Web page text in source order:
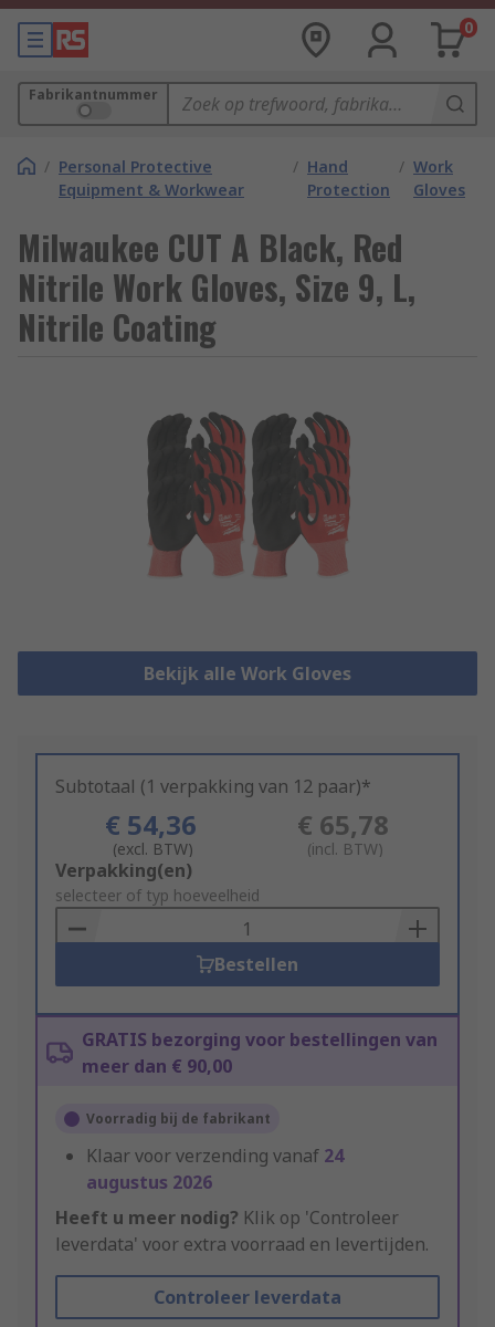
0
Fabrikantnummer
/ Personal Protective
Equipment & Workwear
/ Hand
Protection
/ Work
Gloves
Milwaukee CUT A Black, Red
Nitrile Work Gloves, Size 9, L,
Nitrile Coating
Bekijk alle Work Gloves
Subtotaal (1 verpakking van 12 paar)*
€ 54,36
(excl. BTW)
€ 65,78
(incl. BTW)
Add
to
Basket
Verpakking(en)
selecteer of typ hoeveelheid
Bestellen
GRATIS bezorging voor bestellingen van
meer dan € 90,00
Voorradig bij de fabrikant
Klaar voor verzending vanaf 24
augustus 2026
Heeft u meer nodig? Klik op 'Controleer
leverdata' voor extra voorraad en levertijden.
Controleer leverdata